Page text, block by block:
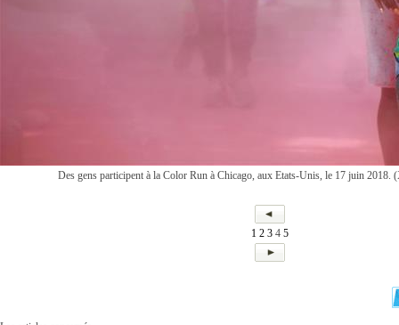
Des gens participent à la Color Run à Chicago, aux Etats-Unis, le 17 juin 2018.
1 2 3 4 5